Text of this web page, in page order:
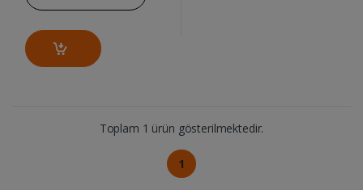
Toplam 1 ürün gösterilmektedir.
1